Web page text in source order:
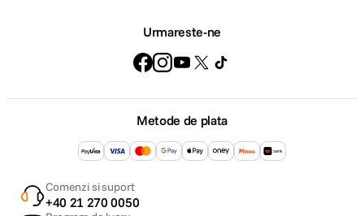
Urmareste-ne
Metode de plata
Comenzi si suport
+40 21 270 0050